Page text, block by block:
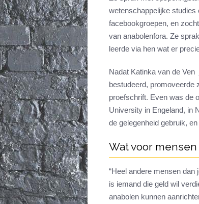
wetenschappelijke studies
facebookgroepen, en
van anabolenfora. Ze
leerde via hen wat er
Nadat Katinka van de Ven
bestudeerd, promoveerde
proefschrift. Even was de
University in Engeland, in
de gelegenheid gebruik,
Wat voor
“Heel andere mensen
is iemand die geld wil
anabolen kunnen